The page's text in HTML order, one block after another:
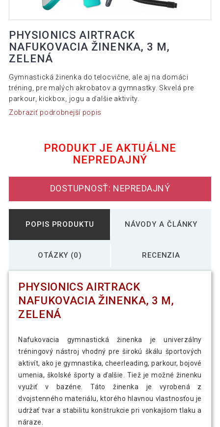
PHYSIONICS AIRTRACK
NAFUKOVACIA ŽINENKA, 3 M,
ZELENÁ
Gymnastická žinenka do telocvične, ale aj na domáci
tréning, pre malých akrobatov a gymnastky. Skvelá pre
parkour, kickbox, jogu a ďalšie aktivity.
Zobraziť podrobnejší popis
PRODUKT JE AKTUÁLNE
NEPREDAJNÝ
DOSTUPNOSŤ: NEPREDAJNÝ
POPIS PRODUKTU NÁVODY A ČLÁNKY
OTÁZKY (0) RECENZIA
PHYSIONICS AIRTRACK
NAFUKOVACIA ŽINENKA, 3 M,
ZELENÁ
Nafukovacia gymnastická žinenka je univerzálny
tréningový nástroj vhodný pre širokú škálu športových
aktivít, ako je gymnastika, cheerleading, parkour, bojové
umenia, školské športy a ďalšie. Tiež je možné žinenku
využiť v bazéne. Táto žinenka je vyrobená z
dvojstenného materiálu, ktorého hlavnou vlastnosťou je
udržať tvar a stabilitu konštrukcie pri vonkajšom tlaku a
náraze.